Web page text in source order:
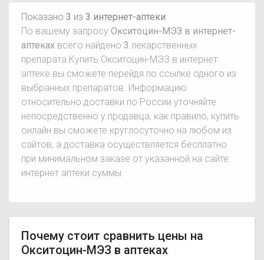
Показано 3 из 3 интернет-аптеки
По вашему запросу Окситоцин-МЭЗ в интернет-
аптеках всего найдено 3 лекарственных
препарата Купить Окситоцин-МЭЗ в интернет
аптеке вы сможете перейдя по ссылке одного из
выбранных препаратов. Информацию
относительно доставки по России уточняйте
непосредственно у продавца, как правило, купить
онлайн вы сможете круглосуточно на любом из
сайтов, а доставка осуществляется бесплатно
при минимальном заказе от указанной на сайте
интернет аптеки суммы.
Почему стоит сравнить цены на
Окситоцин-МЭЗ в аптеках